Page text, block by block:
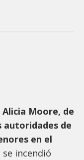
Moore, de
autoridades de
en el
se incendió